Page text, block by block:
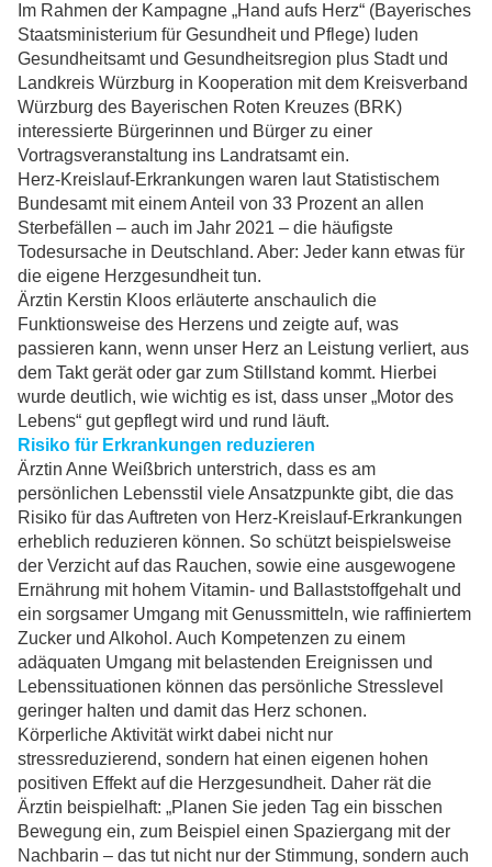
Im Rahmen der Kampagne „Hand aufs Herz“ (Bayerisches
Staatsministerium für Gesundheit und Pflege) luden
Gesundheitsamt und Gesundheitsregion plus Stadt und
Landkreis Würzburg in Kooperation mit dem Kreisverband
Würzburg des Bayerischen Roten Kreuzes (BRK)
interessierte Bürgerinnen und Bürger zu einer
Vortragsveranstaltung ins Landratsamt ein.
Herz-Kreislauf-Erkrankungen waren laut Statistischem
Bundesamt mit einem Anteil von 33 Prozent an allen
Sterbefällen – auch im Jahr 2021 – die häufigste
Todesursache in Deutschland. Aber: Jeder kann etwas für
die eigene Herzgesundheit tun.
Ärztin Kerstin Kloos erläuterte anschaulich die
Funktionsweise des Herzens und zeigte auf, was
passieren kann, wenn unser Herz an Leistung verliert, aus
dem Takt gerät oder gar zum Stillstand kommt. Hierbei
wurde deutlich, wie wichtig es ist, dass unser „Motor des
Lebens“ gut gepflegt wird und rund läuft.
Risiko für Erkrankungen reduzieren
Ärztin Anne Weißbrich unterstrich, dass es am
persönlichen Lebensstil viele Ansatzpunkte gibt, die das
Risiko für das Auftreten von Herz-Kreislauf-Erkrankungen
erheblich reduzieren können. So schützt beispielsweise
der Verzicht auf das Rauchen, sowie eine ausgewogene
Ernährung mit hohem Vitamin- und Ballaststoffgehalt und
ein sorgsamer Umgang mit Genussmitteln, wie raffiniertem
Zucker und Alkohol. Auch Kompetenzen zu einem
adäquaten Umgang mit belastenden Ereignissen und
Lebenssituationen können das persönliche Stresslevel
geringer halten und damit das Herz schonen.
Körperliche Aktivität wirkt dabei nicht nur
stressreduzierend, sondern hat einen eigenen hohen
positiven Effekt auf die Herzgesundheit. Daher rät die
Ärztin beispielhaft: „Planen Sie jeden Tag ein bisschen
Bewegung ein, zum Beispiel einen Spaziergang mit der
Nachbarin – das tut nicht nur der Stimmung, sondern auch